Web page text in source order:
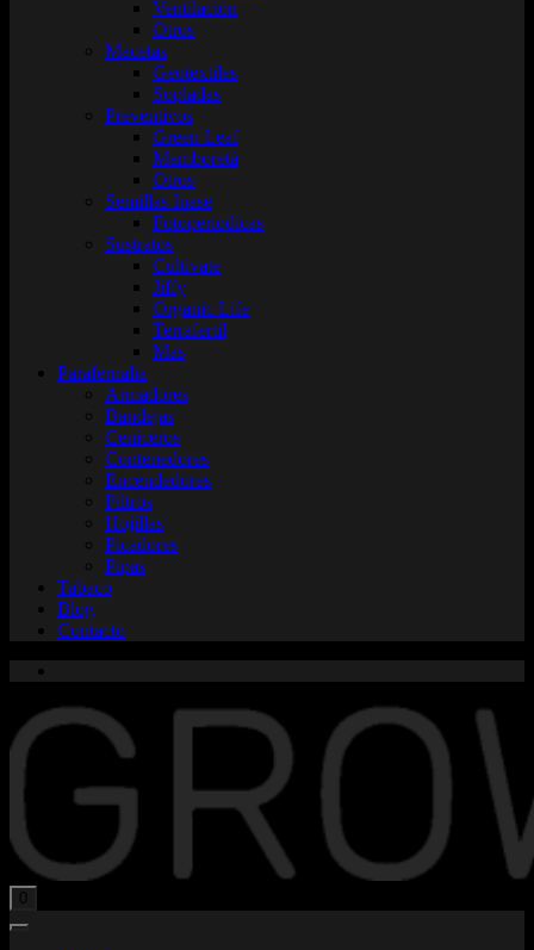
Ventilación
Otros
Macetas
Geotextiles
Sopladas
Preventivos
Green Leaf
Mamboretá
Otros
Semillas Inase
Fotoperiodicas
Sustratos
Cultivate
Jiffy
Organic Life
Terrafertil
Mas
Parafernalia
Armadores
Bandejas
Ceniceros
Contenedores
Encendedores
Filtros
Hojillas
Picadores
Pipas
Tabaco
Blog
Contacto
0